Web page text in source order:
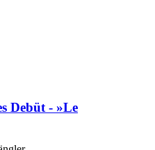
Debüt - »Le